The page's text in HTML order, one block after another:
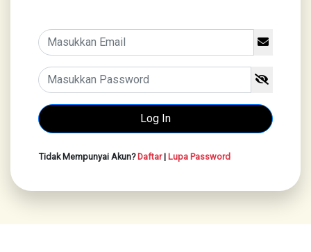
Tidak Mempunyai Akun?Daftar| Lupa Password